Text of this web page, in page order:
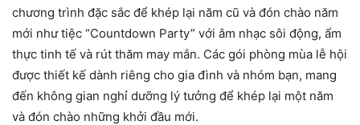
chương trình đặc sắc để khép lại năm cũ và đón chào năm
mới như tiệc “Countdown Party” với âm nhạc sôi động, ẩm
thực tinh tế và rút thăm may mắn. Các gói phòng mùa lễ hội
được thiết kế dành riêng cho gia đình và nhóm bạn, mang
đến không gian nghỉ dưỡng lý tưởng để khép lại một năm
và đón chào những khởi đầu mới.